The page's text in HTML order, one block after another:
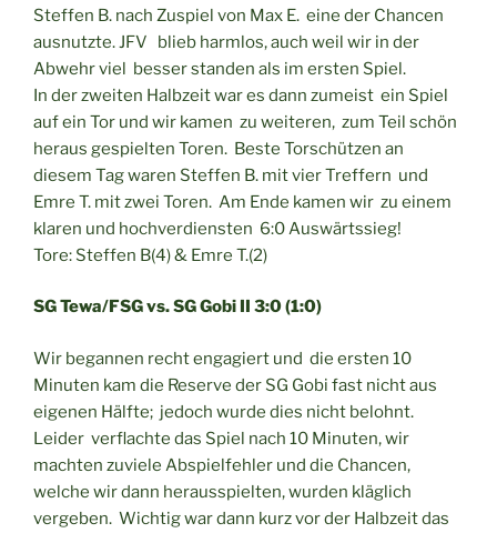
Steffen B. nach Zuspiel von Max E. eine der Chancen
ausnutzte. JFV blieb harmlos, auch weil wir in der
Abwehr viel besser standen als im ersten Spiel.
In der zweiten Halbzeit war es dann zumeist ein Spiel
auf ein Tor und wir kamen zu weiteren, zum Teil schön
heraus gespielten Toren. Beste Torschützen an
diesem Tag waren Steffen B. mit vier Treffern und
Emre T. mit zwei Toren. Am Ende kamen wir zu einem
klaren und hochverdiensten 6:0 Auswärtssieg!
Tore: Steffen B(4) & Emre T.(2)
SG Tewa/FSG vs. SG Gobi II 3:0 (1:0)
Wir begannen recht engagiert und die ersten 10
Minuten kam die Reserve der SG Gobi fast nicht aus
eigenen Hälfte; jedoch wurde dies nicht belohnt.
Leider verflachte das Spiel nach 10 Minuten, wir
machten zuviele Abspielfehler und die Chancen,
welche wir dann herausspielten, wurden kläglich
vergeben. Wichtig war dann kurz vor der Halbzeit das